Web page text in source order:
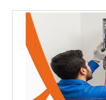
بانک، بیمه و سرمایه
مسکن و ساختمان